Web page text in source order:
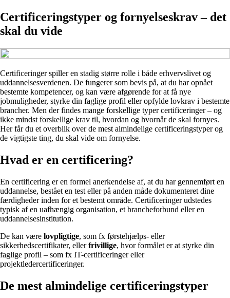
Certificeringstyper og fornyelseskrav – det
skal du vide
Certificeringer spiller en stadig større rolle i både erhvervslivet og
uddannelsesverdenen. De fungerer som bevis på, at du har opnået
bestemte kompetencer, og kan være afgørende for at få nye
jobmuligheder, styrke din faglige profil eller opfylde lovkrav i bestemte
brancher. Men der findes mange forskellige typer certificeringer – og
ikke mindst forskellige krav til, hvordan og hvornår de skal fornyes.
Her får du et overblik over de mest almindelige certificeringstyper og
de vigtigste ting, du skal vide om fornyelse.
Hvad er en certificering?
En certificering er en formel anerkendelse af, at du har gennemført en
uddannelse, bestået en test eller på anden måde dokumenteret dine
færdigheder inden for et bestemt område. Certificeringer udstedes
typisk af en uafhængig organisation, et brancheforbund eller en
uddannelsesinstitution.
De kan være lovpligtige, som fx førstehjælps- eller
sikkerhedscertifikater, ellerfrivillige, hvor formålet er at styrke din
faglige profil – som fx IT-certificeringer eller
projektledercertificeringer.
De mest almindelige certificeringstyper